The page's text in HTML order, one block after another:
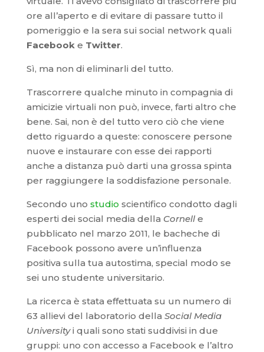
ore all’aperto e di evitare di passare tutto il
pomeriggio e la sera sui social network quali
Facebooke Twitter.
Sì, ma non di eliminarli del tutto.
Trascorrere qualche minuto in compagnia di
amicizie virtuali non può, invece, farti altro che
bene. Sai, non è del tutto vero ciò che viene
detto riguardo a queste: conoscere persone
nuove e instaurare con esse dei rapporti
anche a distanza può darti una grossa spinta
per raggiungere la soddisfazione personale.
Secondo uno studio scientifico condotto dagli
esperti dei social media della Cornelle
pubblicato nel marzo 2011, le bacheche di
Facebook possono avere un’influenza
positiva sulla tua autostima, special modo se
sei uno studente universitario.
La ricerca è stata effettuata su un numero di
63 allievi del laboratorio della Social Media
Universityi quali sono stati suddivisi in due
gruppi: uno con accesso a Facebook e l’altro